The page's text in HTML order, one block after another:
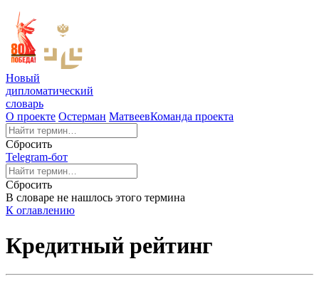
Новый
дипломатический
словарь
О проекте Остерман МатвеевКоманда проекта
Сбросить
Telegram-бот
Сбросить
В словаре не нашлось этого термина
К оглавлению
Кредитный рейтинг